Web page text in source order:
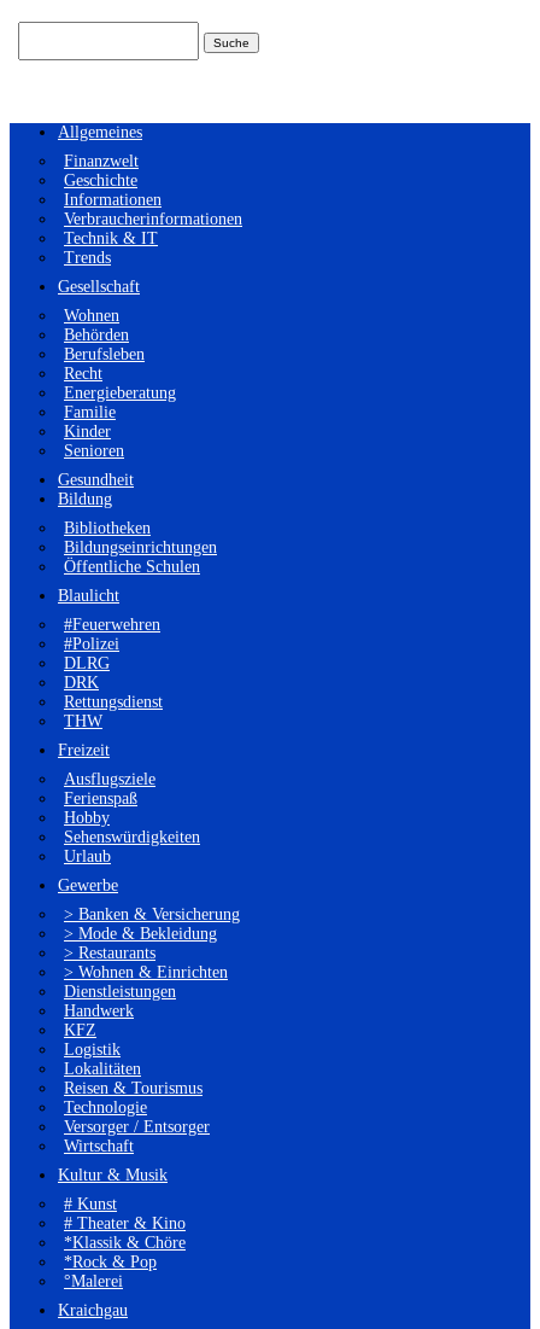
Allgemeines
Finanzwelt
Geschichte
Informationen
Verbraucherinformationen
Technik & IT
Trends
Gesellschaft
Wohnen
Behörden
Berufsleben
Recht
Energieberatung
Familie
Kinder
Senioren
Gesundheit
Bildung
Bibliotheken
Bildungseinrichtungen
Öffentliche Schulen
Blaulicht
#Feuerwehren
#Polizei
DLRG
DRK
Rettungsdienst
THW
Freizeit
Ausflugsziele
Ferienspaß
Hobby
Sehenswürdigkeiten
Urlaub
Gewerbe
> Banken & Versicherung
> Mode & Bekleidung
> Restaurants
> Wohnen & Einrichten
Dienstleistungen
Handwerk
KFZ
Logistik
Lokalitäten
Reisen & Tourismus
Technologie
Versorger / Entsorger
Wirtschaft
Kultur & Musik
# Kunst
# Theater & Kino
*Klassik & Chöre
*Rock & Pop
°Malerei
Kraichgau